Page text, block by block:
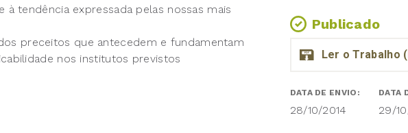
tendência expressada pelas nossas mais
preceitos que antecedem e fundamentam
nos institutos previstos
Publicado
DATA DE ENVIO:
28/10/2014
DATA
29/